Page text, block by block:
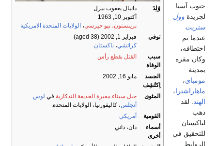
وُلِدَ
دانيال يعقوب بيرل
أكتوبر 10, 1963
برينستون، نيو جيرسي، الولايات المتحدة الامريكية
توفي
فبراير 1, 2002
(aged 38)
كراتشي، باكستان
سبب
الوفاة
القتل بقطع رأس
الجسد
اِكتُشِف
مايو 16, 2002
المثوى جبل سيناء مقبرة الحديقة التذكارية في لوس
أنجلس، كاليفورنيا، الولايات المتحدة.
القومية
أمريكي
أسماء
أخرى
دان، داني
جنوب آسيا
لجريدة وول
ستريت
عندما تم
اختطافه،
وكان مقره
بمدينة
مومباي،
ماهاراشترا،
الهند
. لقد
ذهب
لباكستان
للتحقيق في
الروابط